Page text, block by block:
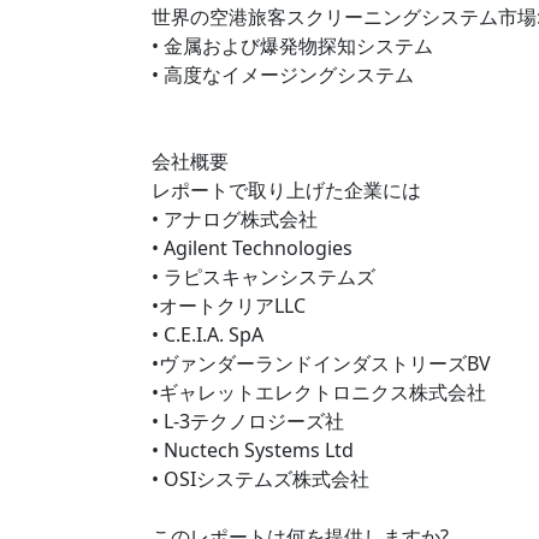
世界の空港旅客スクリーニングシステム市
• 金属および爆発物探知システム
• 高度なイメージングシステム
会社概要
レポートで取り上げた企業には
• アナログ株式会社
• Agilent Technologies
• ラピスキャンシステムズ
•オートクリアLLC
• C.E.I.A. SpA
•ヴァンダーランドインダストリーズBV
•ギャレットエレクトロニクス株式会社
• L-3テクノロジーズ社
• Nuctech Systems Ltd
• OSIシステムズ株式会社